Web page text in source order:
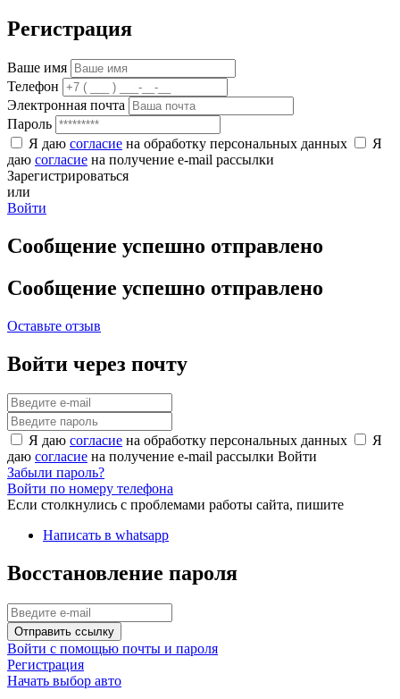
Регистрация
Ваше имя
Телефон
Электронная почта
Пароль
Я даю согласие на обработку персональных данных
Я
даю согласие на получение e-mail рассылки
Зарегистрироваться
или
Войти
Сообщение успешно отправлено
Сообщение успешно отправлено
Оставьте отзыв
Войти через почту
Я даю согласие на обработку персональных данных
Я
даю согласие на получение e-mail рассылки Войти
Забыли пароль?
Войти по номеру телефона
Если столкнулись с проблемами работы сайта, пишите
Написать в whatsapp
Восстановление пароля
Отправить ссылку
Войти с помощью почты и пароля
Регистрация
Начать выбор авто